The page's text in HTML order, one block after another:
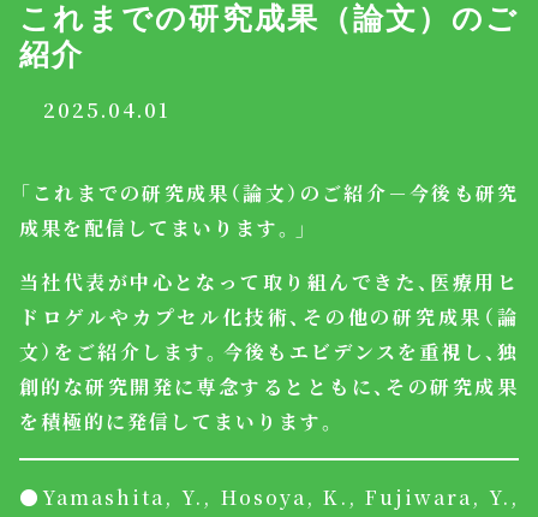
これまでの研究成果（論文）のご
紹介
2025.04.01
「これまでの研究成果（論文）のご紹介－今後も研究
成果を配信してまいります。」
当社代表が中心となって取り組んできた、 医療用ヒ
ドロゲルやカプセル化技術、その他の研究成果（論
文） をご紹介します。今後もエビデンスを重視し、 独
創的な研究開発に専念するとともに、 その研究成果
を積極的に発信してまいります。
●Yamashita, Y., Hosoya, K., Fujiwara, Y.,